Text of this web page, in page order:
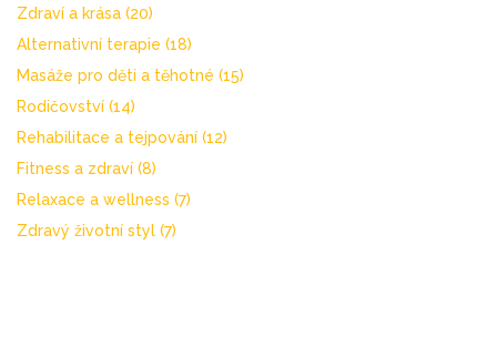
Zdraví a krása (20)
Alternativní terapie (18)
Masáže pro děti a těhotné (15)
Rodičovství (14)
Rehabilitace a tejpování (12)
Fitness a zdraví (8)
Relaxace a wellness (7)
Zdravý životní styl (7)